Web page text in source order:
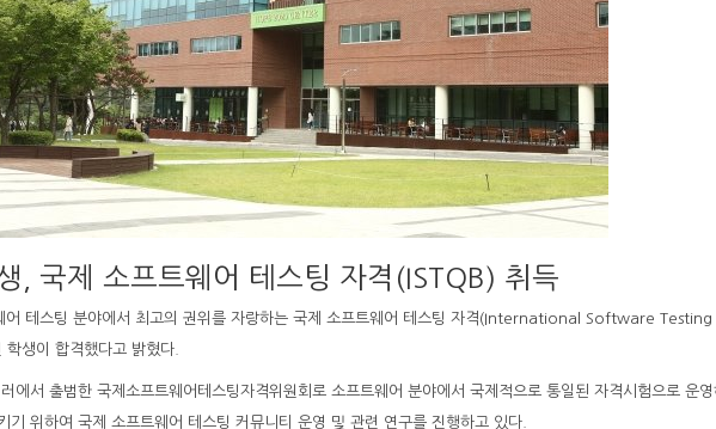
, 국제 소프트웨어 테스팅 자격(ISTQB) 취득
어 테스팅 분야에서 최고의 권위를 자랑하는 국제 소프트웨어 테스팅 자격(International Software Testing
생이 합격했다고 밝혔다.
에서 출범한 국제소프트웨어테스팅자격위원회로 소프트웨어 분야에서 국제적으로 통일된 자격시험으로 운
기 위하여 국제 소프트웨어 테스팅 커뮤니티 운영 및 관련 연구를 진행하고 있다.